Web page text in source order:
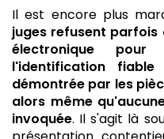
Il est encore plus
juges refusent
électronique
l'identification
démontrée par les
alors même
invoquée. Il s'agit là